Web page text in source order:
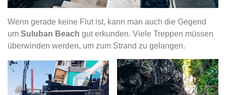
Wenn gerade keine Flut ist, kann man auch die Gegend
um Suluban Beach gut erkunden. Viele Treppen müssen
überwinden werden, um zum Strand zu gelangen.